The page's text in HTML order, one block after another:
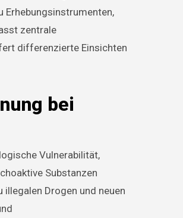
Erhebungsinstrumenten,
zentrale
differenzierte Einsichten
bei
Vulnerabilität,
Substanzen
Drogen und neuen